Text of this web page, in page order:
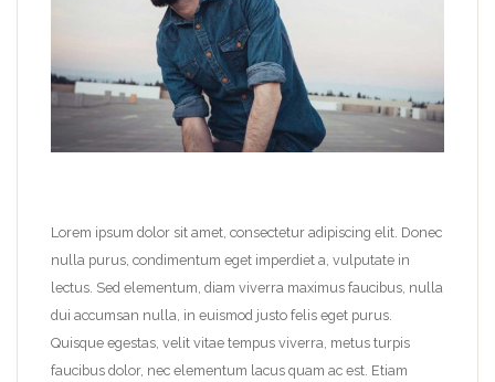
Lorem ipsum dolor sit amet, consectetur adipiscing elit. Donec
nulla purus, condimentum eget imperdiet a, vulputate in
lectus. Sed elementum, diam viverra maximus faucibus, nulla
dui accumsan nulla, in euismod justo felis eget purus.
Quisque egestas, velit vitae tempus viverra, metus turpis
faucibus dolor, nec elementum lacus quam ac est. Etiam